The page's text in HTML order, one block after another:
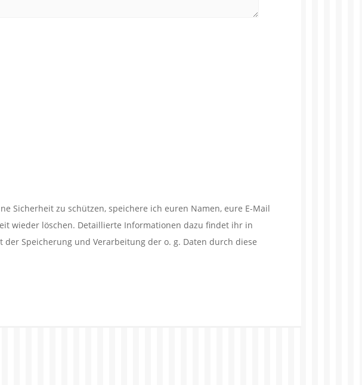
Sicherheit zu schützen, speichere ich euren Namen, eure E-Mail
wieder löschen. Detaillierte Informationen dazu findet ihr in
Speicherung und Verarbeitung der o. g. Daten durch diese